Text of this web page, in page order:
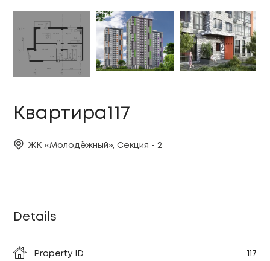
Квартира117
ЖК «Молодёжный», Секция - 2
Details
Property ID 117